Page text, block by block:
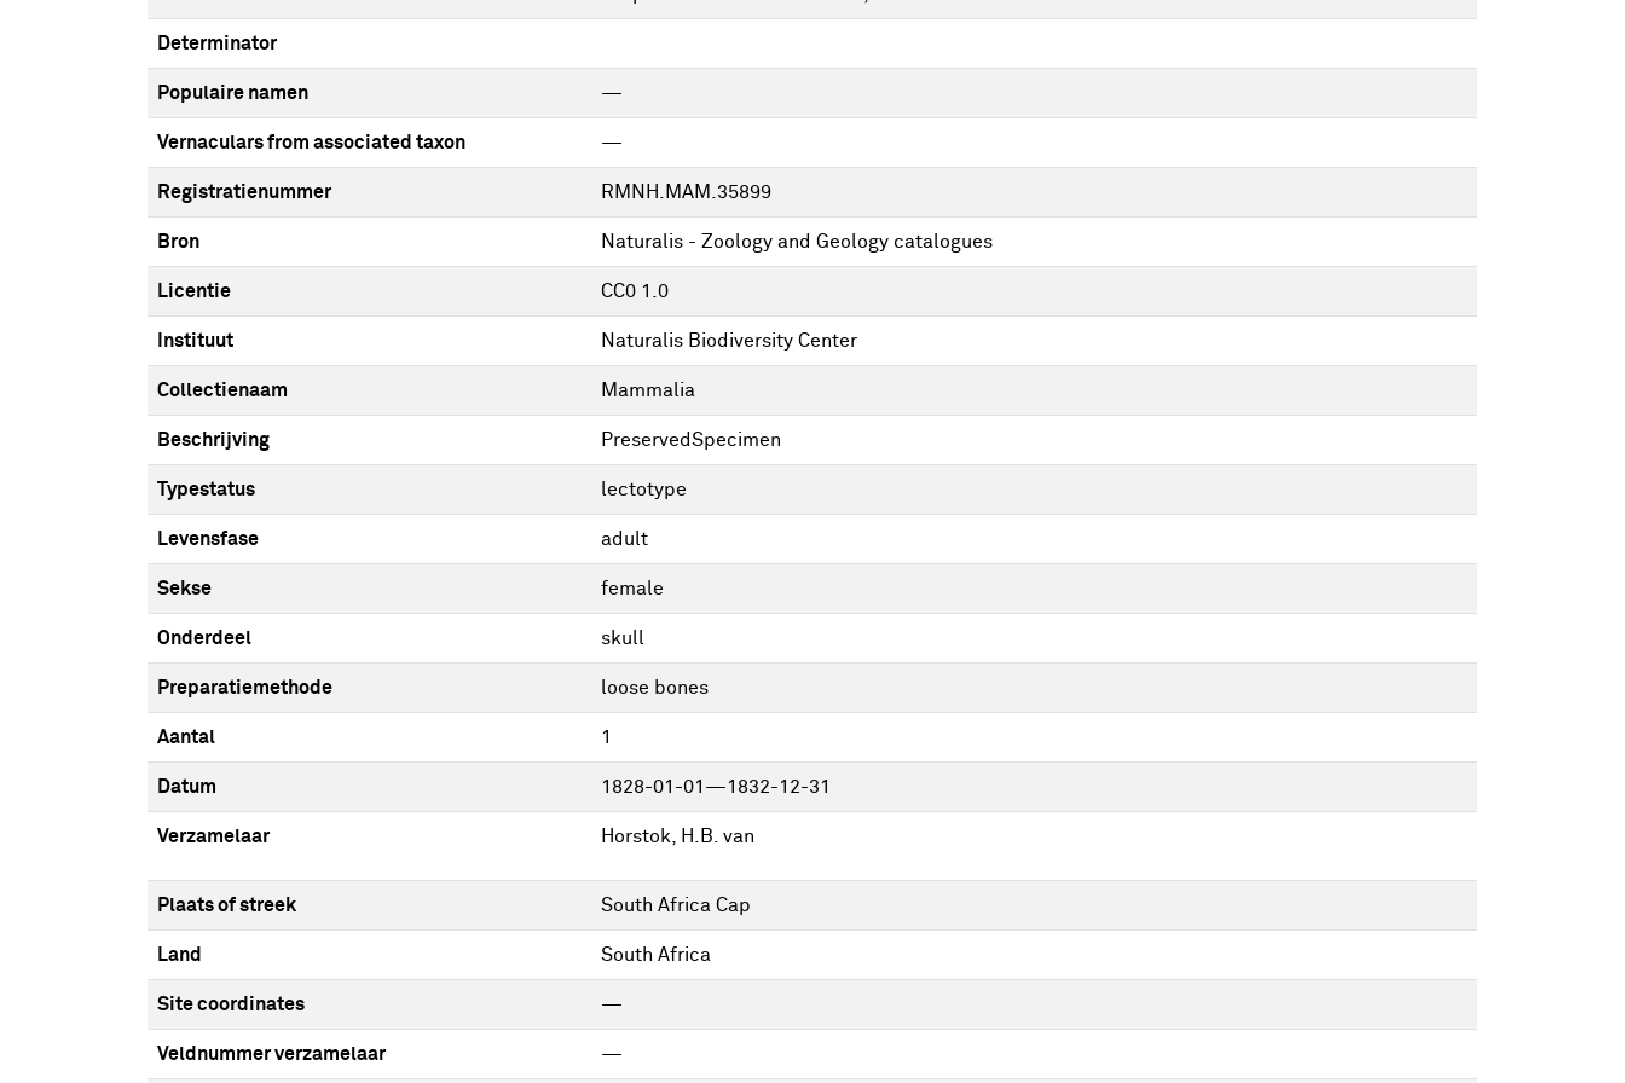
Determinator
Populaire namen —
Vernaculars from associated taxon —
Registratienummer RMNH.MAM.35899
Bron Naturalis - Zoology and Geology catalogues
Licentie CC0 1.0
Instituut Naturalis Biodiversity Center
Collectienaam Mammalia
Beschrijving PreservedSpecimen
Typestatus lectotype
Levensfase adult
Sekse female
Onderdeel skull
Preparatiemethode loose bones
Aantal 1
Datum 1828-01-01—1832-12-31
Verzamelaar Horstok, H.B. van
Plaats of streek South Africa Cap
Land South Africa
Site coordinates —
Veldnummer verzamelaar —